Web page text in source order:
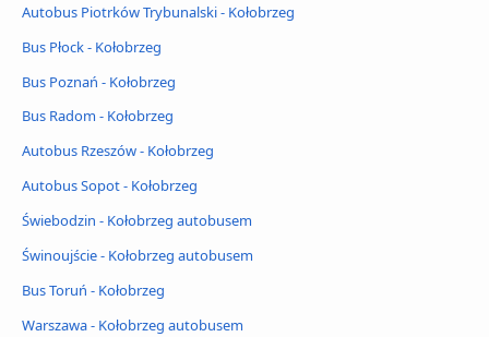
Autobus Piotrków Trybunalski - Kołobrzeg
Bus Płock - Kołobrzeg
Bus Poznań - Kołobrzeg
Bus Radom - Kołobrzeg
Autobus Rzeszów - Kołobrzeg
Autobus Sopot - Kołobrzeg
Świebodzin - Kołobrzeg autobusem
Świnoujście - Kołobrzeg autobusem
Bus Toruń - Kołobrzeg
Warszawa - Kołobrzeg autobusem